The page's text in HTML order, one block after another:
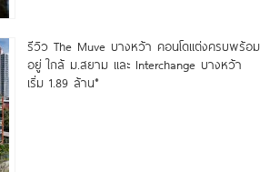
รีวิว The Muve บางหว้า คอนโดแต่งครบพร้อม
อยู่ ใกล้ ม.สยาม และ Interchange บางหว้า
เริ่ม 1.89 ล้าน*